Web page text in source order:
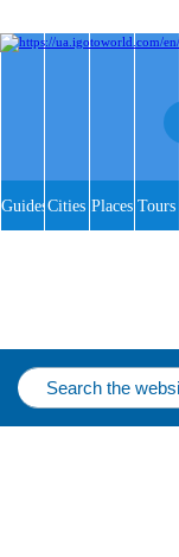
Guides Cities Places Tours